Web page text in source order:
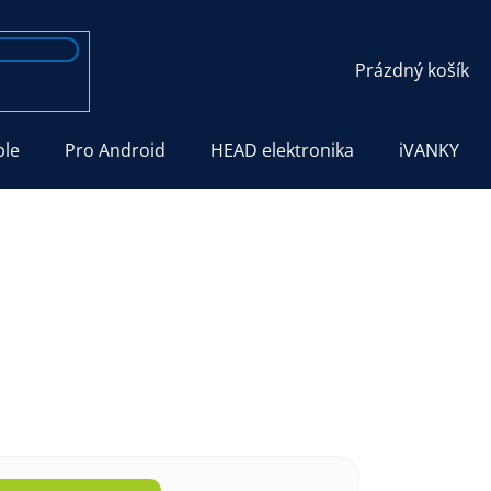
NÁKUPNÍ
Prázdný košík
Pro Android HEAD elektronika iVANKY